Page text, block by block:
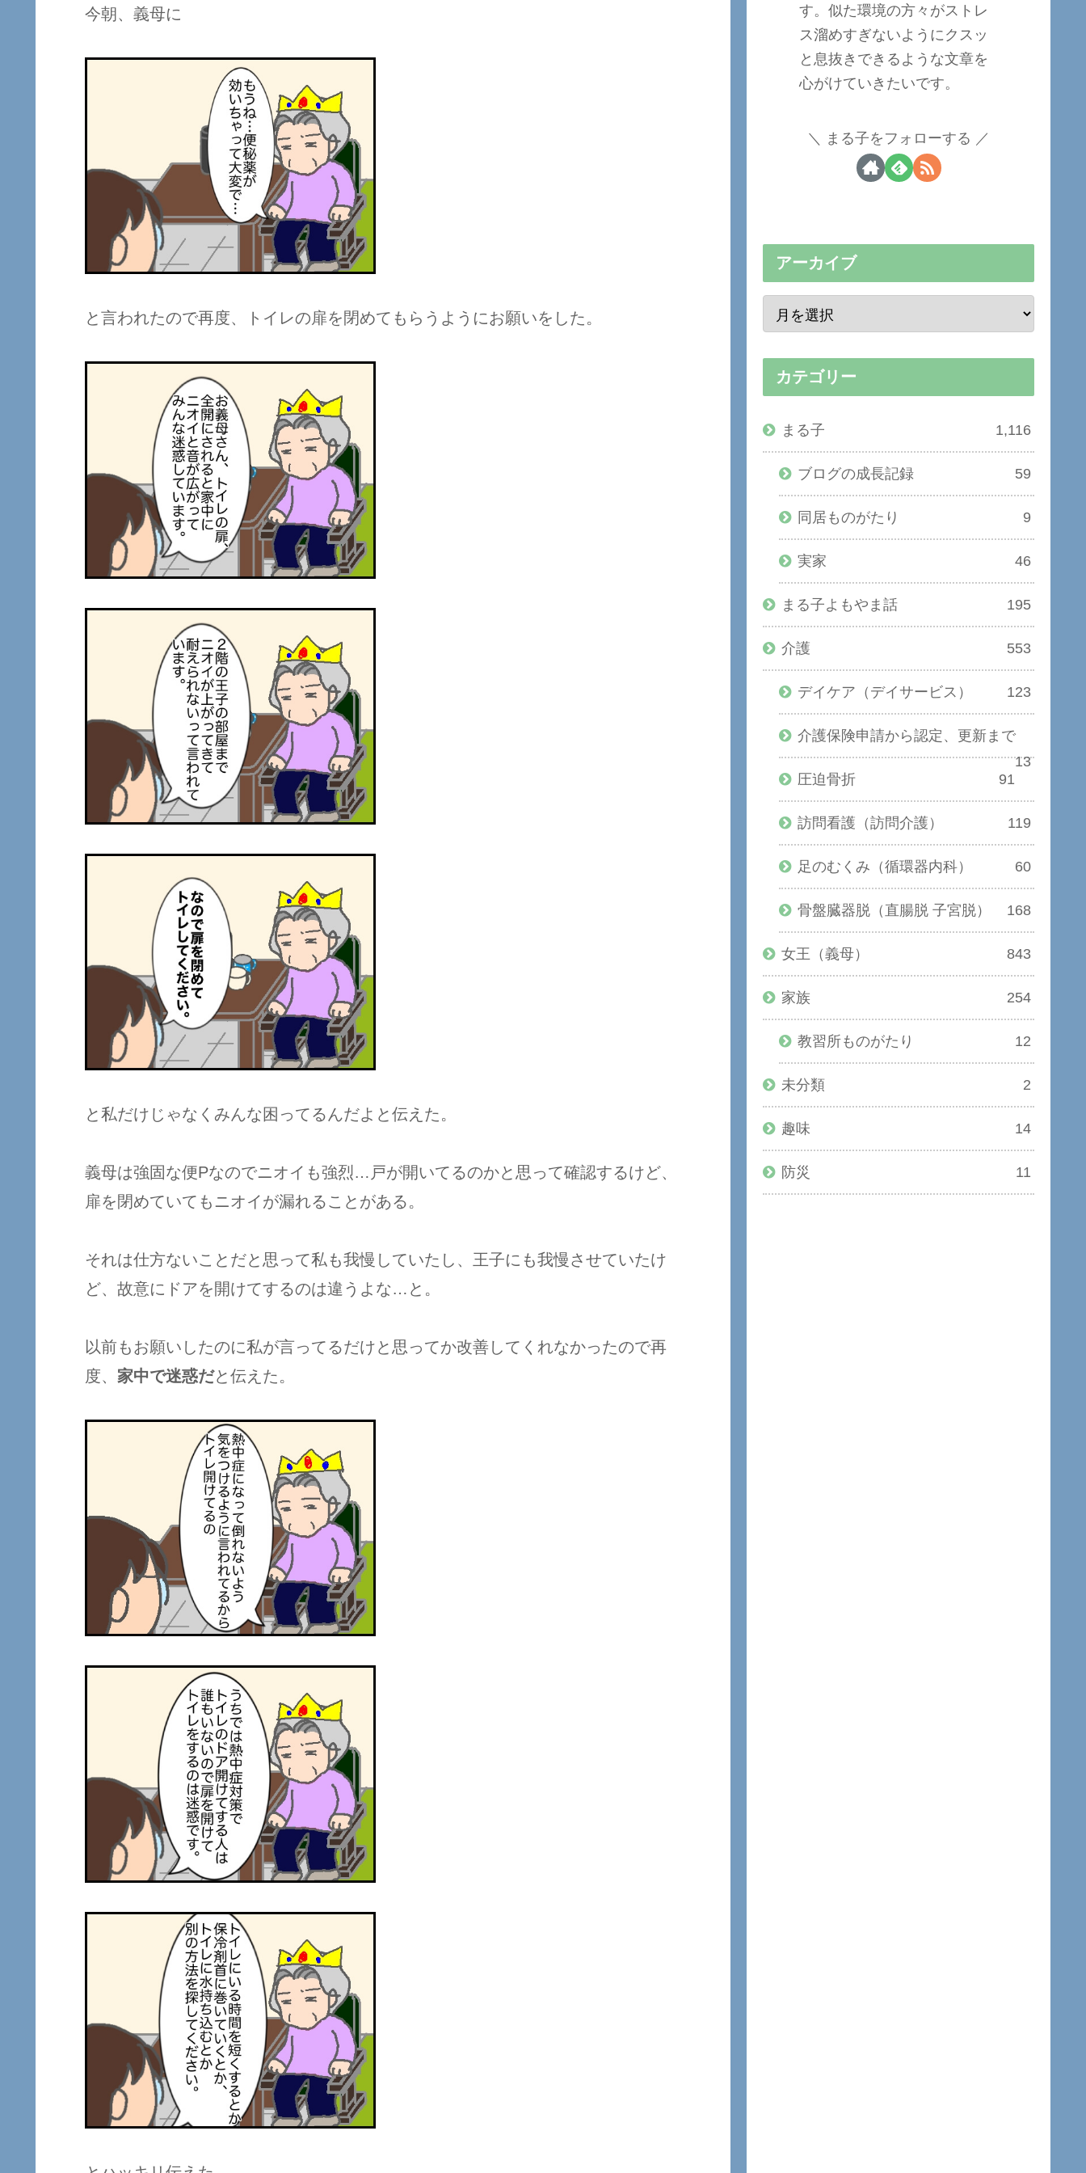
今朝、義母に
と言われたので再度、トイレの扉を閉めてもらうようにお願いをした。
と私だけじゃなくみんな困ってるんだよと伝えた。
義母は強固な便Pなのでニオイも強烈…戸が開いてるのかと思って確認するけど、
扉を閉めていてもニオイが漏れることがある。
それは仕方ないことだと思って私も我慢していたし、王子にも我慢させていたけ
ど、故意にドアを開けてするのは違うよな…と。
以前もお願いしたのに私が言ってるだけと思ってか改善してくれなかったので再
度、 家中で迷惑だと伝えた。
す。似た環境の方々がストレ
ス溜めすぎないようにクスッ
と息抜きできるような文章を
心がけていきたいです。
まる子をフォローする
アーカイブ
カテゴリー
まる子 1,116
ブログの成長記録 59
同居ものがたり 9
実家 46
まる子よもやま話 195
介護 553
デイケア（デイサービス） 123
介護保険申請から認定、更新まで
13
圧迫骨折
91
訪問看護（訪問介護） 119
足のむくみ（循環器内科） 60
骨盤臓器脱（直腸脱 子宮脱） 168
女王（義母） 843
家族 254
教習所ものがたり 12
未分類 2
趣味 14
防災 11